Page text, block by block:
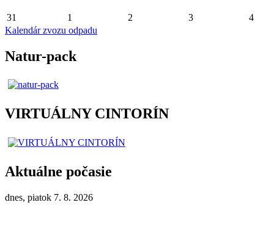
31 1 2 3
4
Kalendár zvozu odpadu
Natur-pack
VIRTUÁLNY CINTORÍN
Aktuálne počasie
dnes, piatok 7. 8. 2026